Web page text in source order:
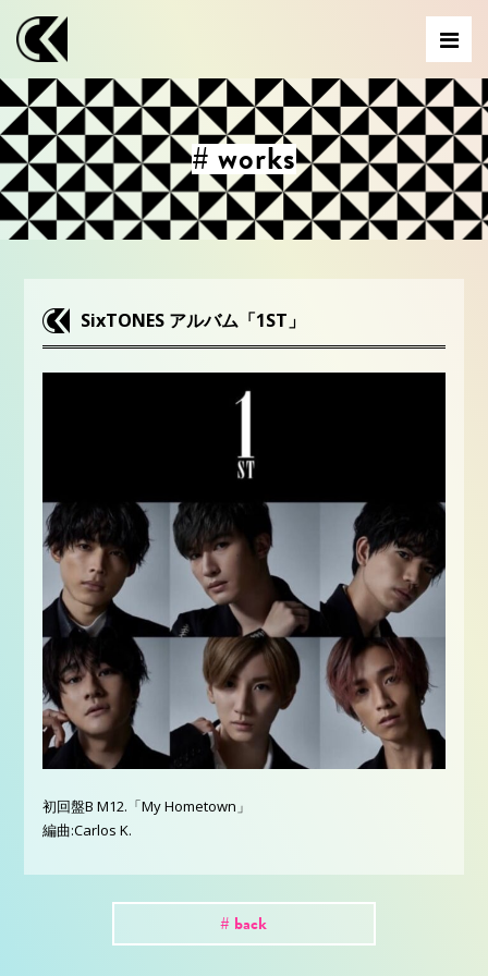
# works
SixTONES アルバム「1ST 」
初回盤B M12.「My Hometown」
編曲:Carlos K.
# back